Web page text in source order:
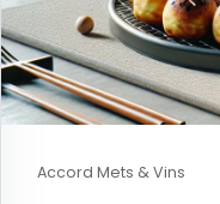
Accord Mets & Vins